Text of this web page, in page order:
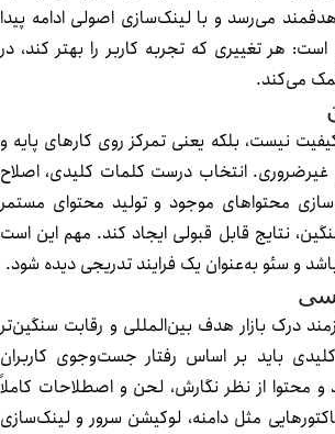
می‌رسد و با لینک‌سازی اصولی ادامه پیدا
هر تغییری که تجربه کاربر را بهتر کند، در
می‌کند.
نیست، بلکه یعنی تمرکز روی کارهای پایه و
انتخاب درست کلمات کلیدی، اصلاح
محتواهای موجود و تولید محتوای مستمر
نتایج قابل قبولی ایجاد کند. مهم این است
و سئو به‌عنوان یک فرایند تدریجی دیده شود.
درک بازار هدف بین‌المللی و رقابت سنگین‌تر
باید بر اساس رفتار جست‌وجوی کاربران
محتوا از نظر نگارش، لحن و اصطلاحات کاملاً
مثل دامنه، لوکیشن سرور و لینک‌سازی